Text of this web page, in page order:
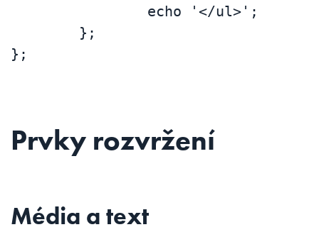
};
Prvky rozvržení
Média a text